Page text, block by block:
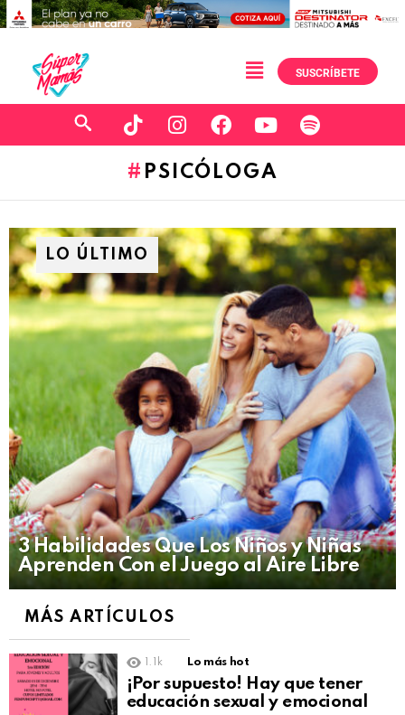
SUSCRÍBETE
PSICÓLOGA
LO ÚLTIMO
3 Habilidades Que Los Niños y Niñas
Aprenden Con el Juego al Aire Libre
MÁS ARTÍCULOS
1.1k Lo más hot
¡Por supuesto! Hay que tener
educación sexual y emocional